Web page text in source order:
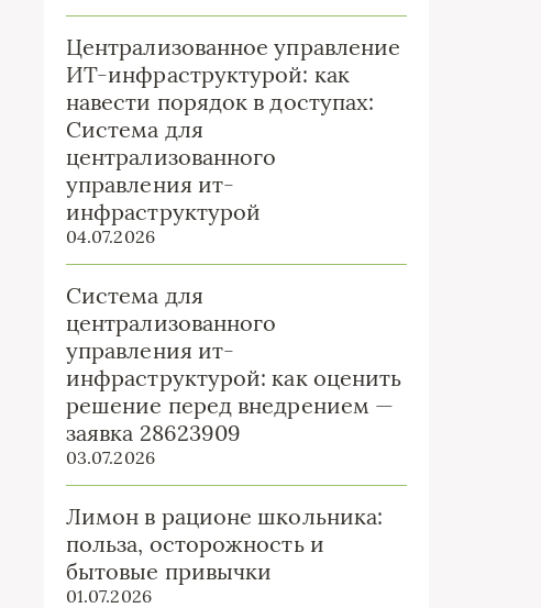
Централизованное управление
ИТ-инфраструктурой: как
навести порядок в доступах:
Система для
централизованного
управления ит-
инфраструктурой
04.07.2026
Система для
централизованного
управления ит-
инфраструктурой: как оценить
решение перед внедрением —
заявка 28623909
03.07.2026
Лимон в рационе школьника:
польза, осторожность и
бытовые привычки
01.07.2026